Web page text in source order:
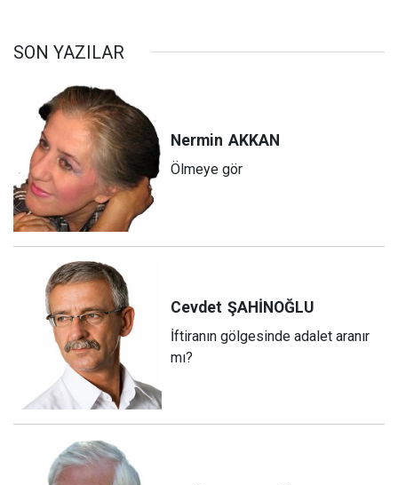
SON YAZILAR
Nermin AKKAN
Ölmeye gör
Cevdet ŞAHİNOĞLU
İftiranın gölgesinde adalet aranır
mı?